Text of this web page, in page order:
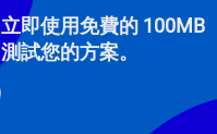
How do I
立即使用免費的 100MB
測試您的方案。